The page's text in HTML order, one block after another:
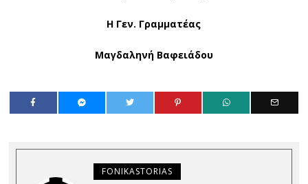
Η Γεν. Γραμματέας
Μαγδαληνή Βαφειάδου
FONIKASTORIAS